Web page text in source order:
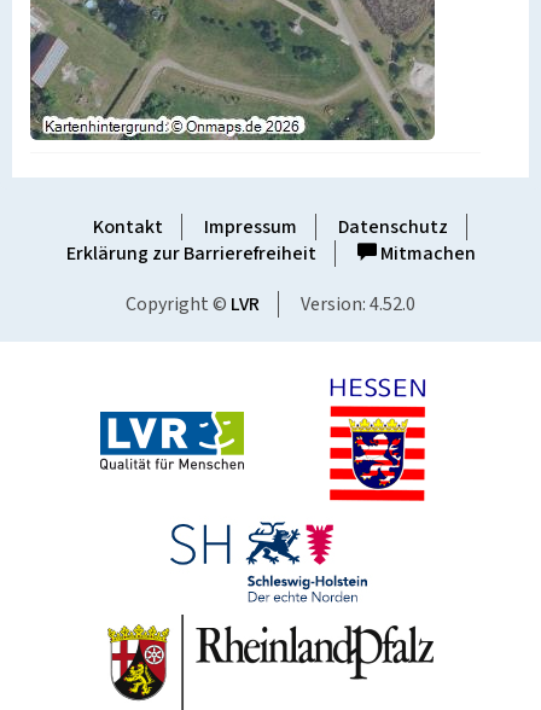
Kontakt Impressum
Datenschutz
Erklärung zur Barrierefreiheit
Mitmachen
Copyright © LVR Version: 4.52.0